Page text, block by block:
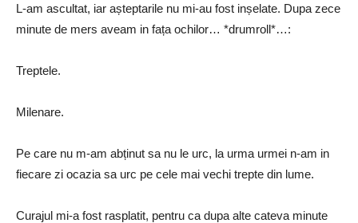
L-am ascultat, iar așteptarile nu mi-au fost inșelate. Dupa zece
minute de mers aveam in fața ochilor… *drumroll*…:
Treptele.
Milenare.
Pe care nu m-am abținut sa nu le urc, la urma urmei n-am in
fiecare zi ocazia sa urc pe cele mai vechi trepte din lume.
Curajul mi-a fost rasplatit, pentru ca dupa alte cateva minute